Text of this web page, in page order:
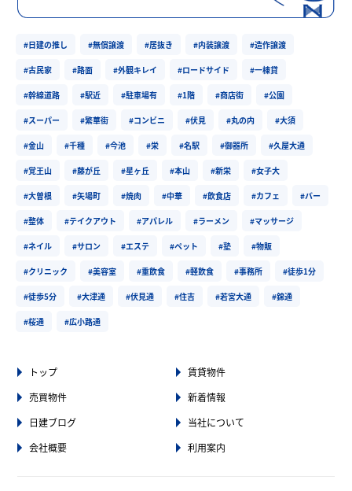
#日建の推し #無償譲渡 #居抜き #内装譲渡 #造作譲渡
#古民家 #路面 #外観キレイ #ロードサイド #一棟貸
#幹線道路 #駅近 #駐車場有 #1階 #商店街 #公園
#スーパー #繁華街 #コンビニ #伏見 #丸の内 #大須
#金山 #千種 #今池 #栄 #名駅 #御器所 #久屋大通
#覚王山 #藤が丘 #星ヶ丘 #本山 #新栄 #女子大
#大曽根 #矢場町 #焼肉 #中華 #飲食店 #カフェ #バー
#整体 #テイクアウト #アパレル #ラーメン #マッサージ
#ネイル #サロン #エステ #ペット #塾 #物販
#クリニック #美容室 #重飲食 #軽飲食 #事務所 #徒歩1分
#徒歩5分 #大津通 #伏見通 #住吉 #若宮大通 #錦通
#桜通 #広小路通
トップ
賃貸物件
売買物件
新着情報
日建ブログ
当社について
会社概要
利用案内